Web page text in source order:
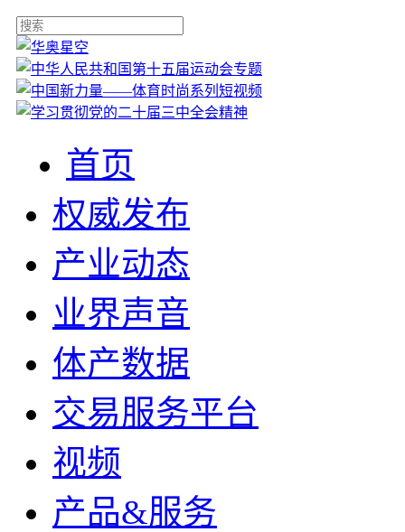
首页
权威发布
产业动态
业界声音
体产数据
交易服务平台
视频
产品&服务